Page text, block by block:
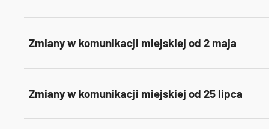
Zmiany w komunikacji miejskiej od 2 maja
Zmiany w komunikacji miejskiej od 25 lipca